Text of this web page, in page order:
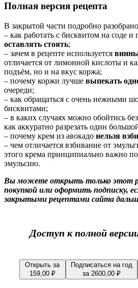
Полная версия рецепта
В закрытой части подробно
– как работать с бисквитом на соде и
оставлять стоять;
– зачем в рецепте используется
отличается от лимонной кислоты и
подъём, но и на вкус коржа;
– почему коржи лучше выпекать
очереди;
– как обращаться с очень нежными
бисквитами;
– в каких случаях можно обойтись
как аккуратно разрезать один
– почему крем из авокадо нельзя
– чем отличается взбивание от
этого крема принципиально важно
эмульсию.
Вы можете открыть только этот
покупкой или оформить подписку,
закрытыми рецептами сайта
Доступ к полной
Открыть за
159,00 ₽
Подписаться на год
за 2600,00₽